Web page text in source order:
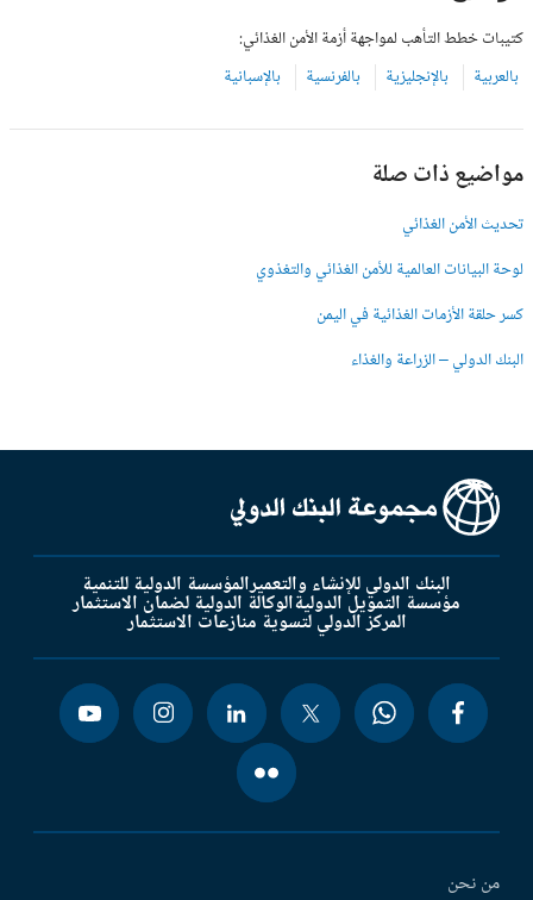
كتيبات خطط التأهب لمواجهة أزمة الأمن الغذائي:
بالعربية
بالإنجليزية بالفرنسية بالإسبانية
مواضيع ذات صلة
تحديث الأمن الغذائي
لوحة البيانات العالمية للأمن الغذائي والتغذوي
كسر حلقة الأزمات الغذائية في اليمن
البنك الدولي – الزراعة والغذاء
البنك الدولي للإنشاء والتعميرالمؤسسة الدولية للتنمية
مؤسسة التمويل الدوليةالوكالة الدولية لضمان الاستثمار
المركز الدولي لتسوية منازعات الاستثمار
من نحن